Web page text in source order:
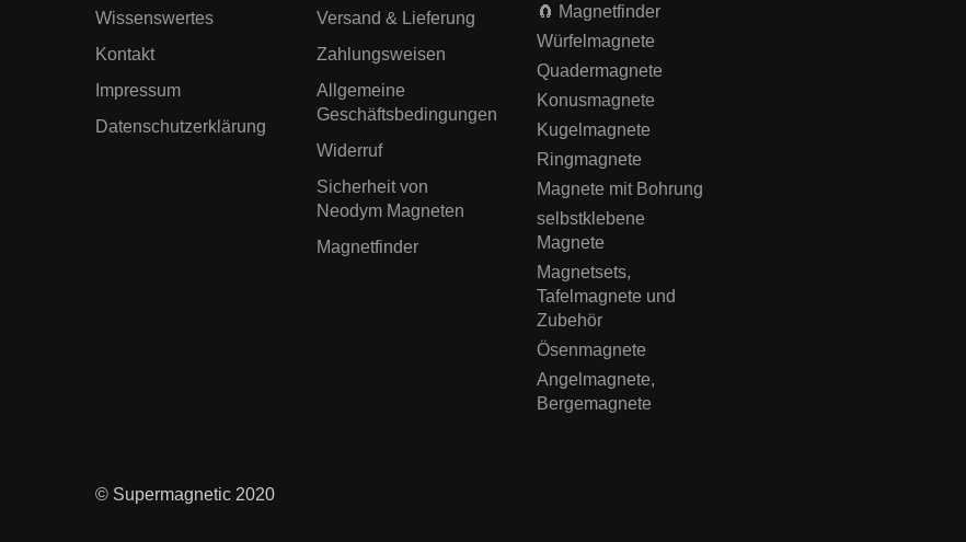
Wissenswertes
Kontakt
Impressum
Datenschutzerklärung
Versand & Lieferung
Zahlungsweisen
Allgemeine
Geschäftsbedingungen
Widerruf
Sicherheit von
Neodym Magneten
Magnetfinder
🧲 Magnetfinder
Würfelmagnete
Quadermagnete
Konusmagnete
Kugelmagnete
Ringmagnete
Magnete mit Bohrung
selbstklebene
Magnete
Magnetsets,
Tafelmagnete und
Zubehör
Ösenmagnete
Angelmagnete,
Bergemagnete
© Supermagnetic 2020